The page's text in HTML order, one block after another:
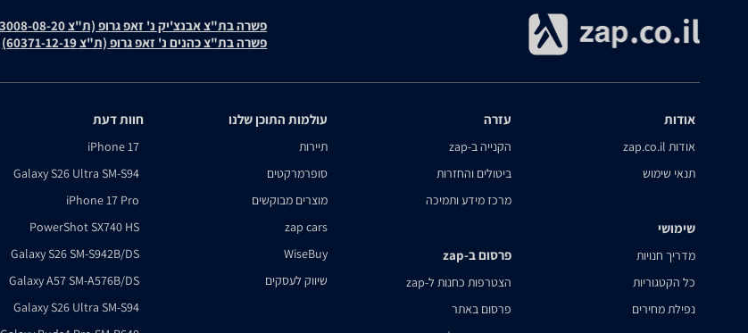
פשרה בת"צ אבנצ'יק נ' זאפ גרופ (ת"צ 23008-08-20)
פשרה בת"צ כהנים נ' זאפ גרופ (ת"צ 60371-12-19)
אודות
אודות zap.co.il
תנאי שימוש
שימושי
מדריך חנויות
כל הקטגוריות
נפילת מחירים
עזרה
הקנייה ב-zap
ביטולים והחזרות
מרכז מידע ותמיכה
פרסום ב-zap
הצטרפות כחנות ל-zap
פרסום באתר
עולמות התוכן שלנו
תיירות
סופרמרקטים
מוצרים מבוקשים
zap cars
WiseBuy
שיווק לעסקים
חוות דעת
iPhone 17
Galaxy S26 Ultra SM-S94
iPhone 17 Pro
PowerShot SX740 HS
Galaxy S26 SM-S942B/DS
Galaxy A57 SM-A576B/DS
Galaxy S26 Ultra SM-S94